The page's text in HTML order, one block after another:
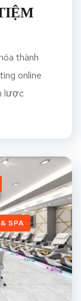
thành
online
lược
SPA